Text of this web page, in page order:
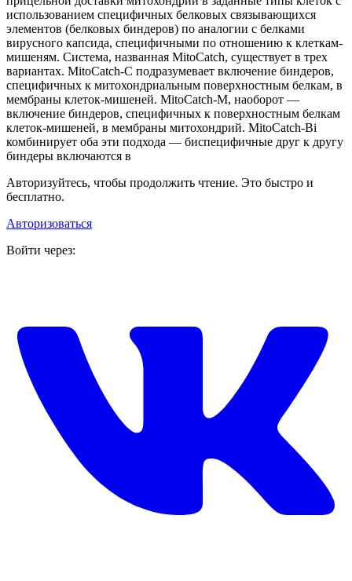
использованием специфичных белковых связывающихся
элементов (белковых биндеров) по аналогии с белками
вирусного капсида, специфичными по отношению к клеткам-
мишеням. Система, названная MitoCatch, существует в трех
вариантах. MitoCatch-C подразумевает включение биндеров,
специфичных к митохондриальным поверхностным белкам, в
мембраны клеток-мишеней. MitoCatch-M, наоборот —
включение биндеров, специфичных к поверхностным белкам
клеток-мишеней, в мембраны митохондрий. MitoCatch-Bi
комбинирует оба эти подхода — биспецифичные друг к другу
биндеры включаются в
Авторизуйтесь, чтобы продолжить чтение. Это быстро и
бесплатно.
Авторизоваться
Войти через: